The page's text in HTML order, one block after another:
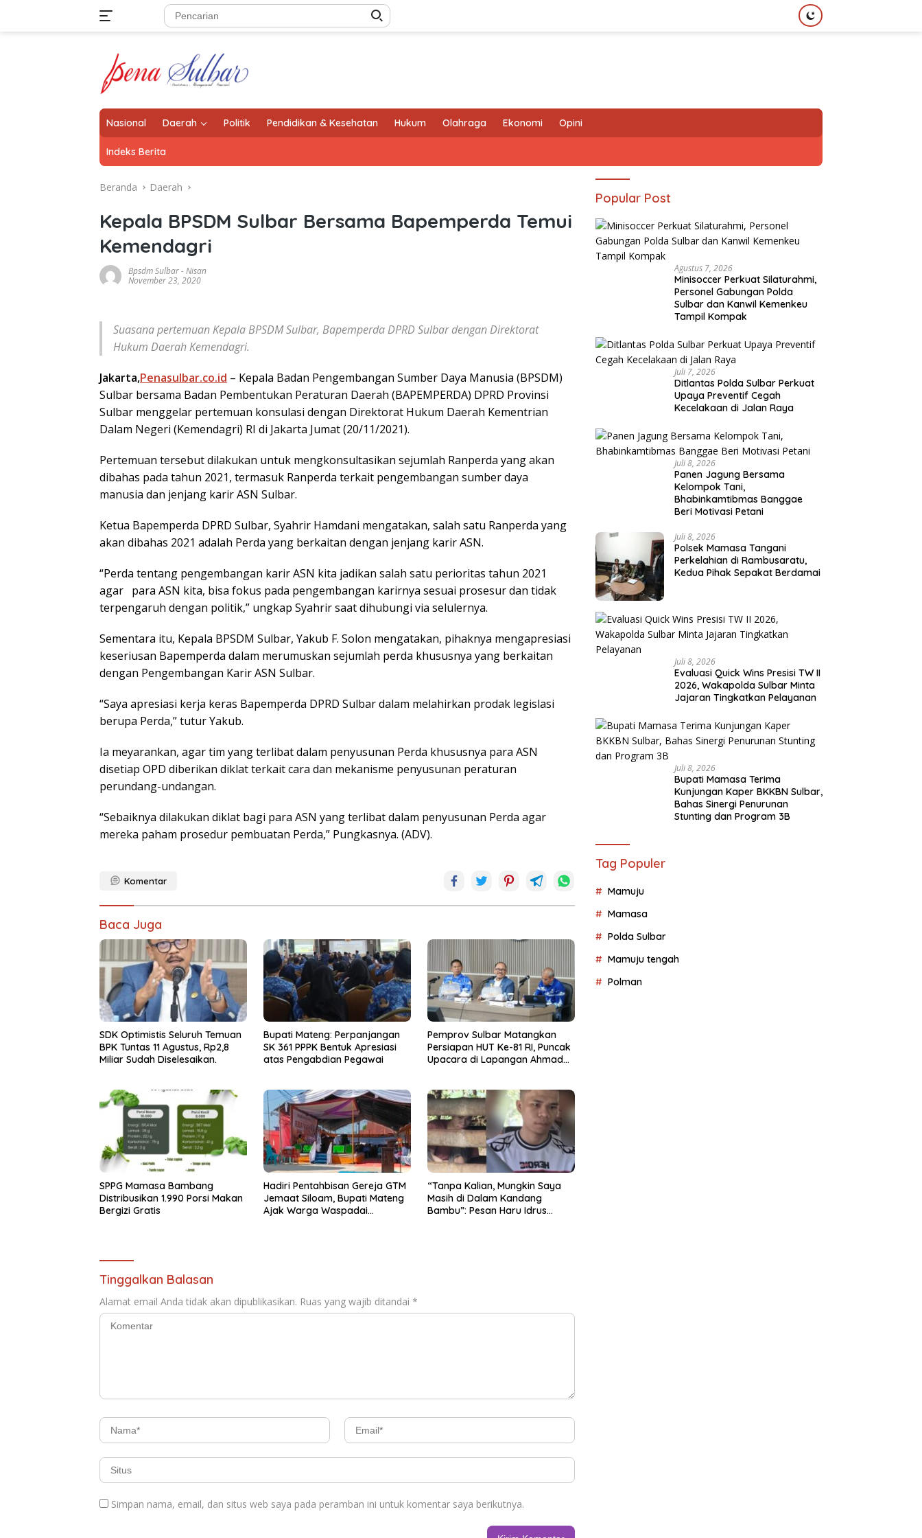
Nasional Daerah Politik Pendidikan & Kesehatan Hukum Olahraga Ekonomi Opini
Indeks Berita
Beranda Daerah
Kepala BPSDM Sulbar Bersama Bapemperda Temui
Kemendagri
Bpsdm Sulbar-Nisan
November 23, 2020
Suasana pertemuan Kepala BPSDM Sulbar, Bapemperda DPRD Sulbar dengan Direktorat
Hukum Daerah Kemendagri.
Jakarta,Penasulbar.co.id – Kepala Badan Pengembangan Sumber Daya Manusia (BPSDM)
Sulbar bersama Badan Pembentukan Peraturan Daerah (BAPEMPERDA) DPRD Provinsi
Sulbar menggelar pertemuan konsulasi dengan Direktorat Hukum Daerah Kementrian
Dalam Negeri (Kemendagri) RI di Jakarta Jumat (20/11/2021).
Pertemuan tersebut dilakukan untuk mengkonsultasikan sejumlah Ranperda yang akan
dibahas pada tahun 2021, termasuk Ranperda terkait pengembangan sumber daya
manusia dan jenjang karir ASN Sulbar.
Ketua Bapemperda DPRD Sulbar, Syahrir Hamdani mengatakan, salah satu Ranperda yang
akan dibahas 2021 adalah Perda yang berkaitan dengan jenjang karir ASN.
“Perda tentang pengembangan karir ASN kita jadikan salah satu perioritas tahun 2021
agar para ASN kita, bisa fokus pada pengembangan karirnya sesuai prosesur dan tidak
terpengaruh dengan politik,” ungkap Syahrir saat dihubungi via selulernya.
Sementara itu, Kepala BPSDM Sulbar, Yakub F. Solon mengatakan, pihaknya mengapresiasi
keseriusan Bapemperda dalam merumuskan sejumlah perda khususnya yang berkaitan
dengan Pengembangan Karir ASN Sulbar.
“Saya apresiasi kerja keras Bapemperda DPRD Sulbar dalam melahirkan prodak legislasi
berupa Perda,” tutur Yakub.
Ia meyarankan, agar tim yang terlibat dalam penyusunan Perda khususnya para ASN
disetiap OPD diberikan diklat terkait cara dan mekanisme penyusunan peraturan
perundang-undangan.
“Sebaiknya dilakukan diklat bagi para ASN yang terlibat dalam penyusunan Perda agar
mereka paham prosedur pembuatan Perda,” Pungkasnya. (ADV).
Komentar
Baca Juga
SDK Optimistis Seluruh Temuan
BPK Tuntas 11 Agustus, Rp2,8
Miliar Sudah Diselesaikan.
Bupati Mateng: Perpanjangan
SK 361 PPPK Bentuk Apresiasi
atas Pengabdian Pegawai
Pemprov Sulbar Matangkan
Persiapan HUT Ke-81 RI, Puncak
Upacara di Lapangan Ahmad
SPPG Mamasa Bambang
Distribusikan 1.990 Porsi Makan
Bergizi Gratis
Hadiri Pentahbisan Gereja GTM
Jemaat Siloam, Bupati Mateng
Ajak Warga Waspadai
“Tanpa Kalian, Mungkin Saya
Masih di Dalam Kandang
Bambu”: Pesan Haru Idrus
Tinggalkan Balasan
Alamat email Anda tidak akan dipublikasikan. Ruas yang wajib ditandai *
Simpan nama, email, dan situs web saya pada peramban ini untuk komentar saya berikutnya.
Popular Post
Agustus 7, 2026
Minisoccer Perkuat Silaturahmi,
Personel Gabungan Polda
Sulbar dan Kanwil Kemenkeu
Tampil Kompak
Juli 7, 2026
Ditlantas Polda Sulbar Perkuat
Upaya Preventif Cegah
Kecelakaan di Jalan Raya
Juli 8, 2026
Panen Jagung Bersama
Kelompok Tani,
Bhabinkamtibmas Banggae
Beri Motivasi Petani
Juli 8, 2026
Polsek Mamasa Tangani
Perkelahian di Rambusaratu,
Kedua Pihak Sepakat Berdamai
Juli 8, 2026
Evaluasi Quick Wins Presisi TW II
2026, Wakapolda Sulbar Minta
Jajaran Tingkatkan Pelayanan
Juli 8, 2026
Bupati Mamasa Terima
Kunjungan Kaper BKKBN Sulbar,
Bahas Sinergi Penurunan
Stunting dan Program 3B
Tag Populer
Mamuju
Mamasa
Polda Sulbar
Mamuju tengah
Polman